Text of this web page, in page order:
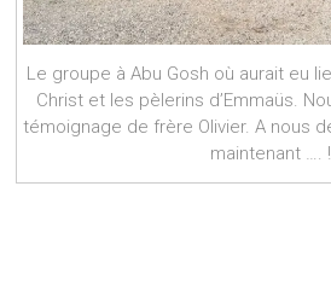
Le groupe à Abu Gosh où aurait eu
Christ et les pèlerins d’Emmaüs.
témoignage de frère Olivier. A nous
maintenant …. !